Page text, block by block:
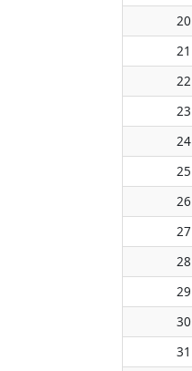
20
21
22
23
24
25
26
27
28
29
30
31